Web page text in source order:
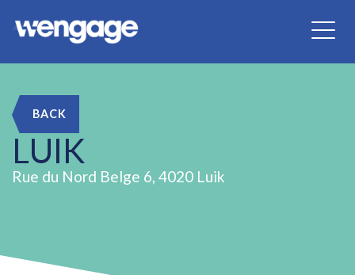
BACK
LUIK
Rue du Nord Belge 6, 4020 Luik